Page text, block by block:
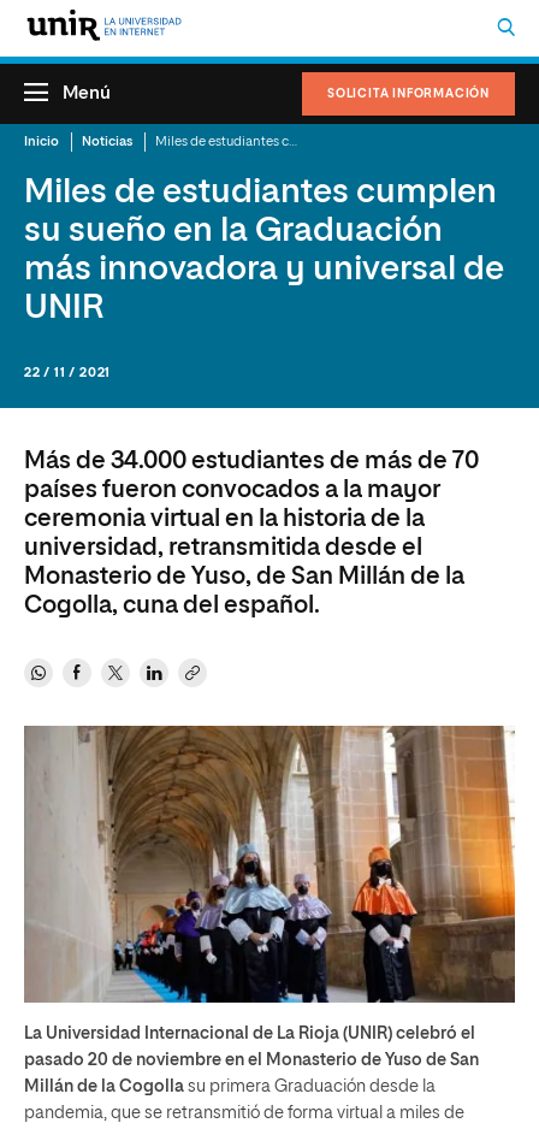
SOLICITA INFORMACIÓN
Menú
Inicio Noticias
Miles de estudiantes cumplen
su sueño en la Graduación
más innovadora y universal de
UNIR
22 / 11 / 2021
Más de 34.000 estudiantes de más de 70
países fueron convocados a la mayor
ceremonia virtual en la historia de la
universidad, retransmitida desde el
Monasterio de Yuso, de San Millán de la
Cogolla, cuna del español.
La Universidad Internacional de La Rioja (UNIR) celebró el
pasado 20 de noviembre en el Monasterio de Yuso de San
Millán de la Cogolla su primera Graduación desde la
pandemia, que se retransmitió de forma virtual a miles de